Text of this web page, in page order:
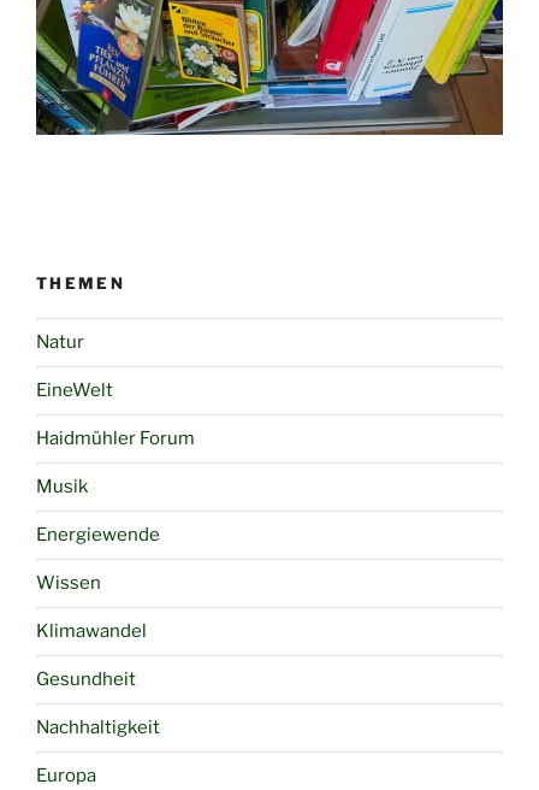
THEMEN
Natur
EineWelt
Haidmühler Forum
Musik
Energiewende
Wissen
Klimawandel
Gesundheit
Nachhaltigkeit
Europa